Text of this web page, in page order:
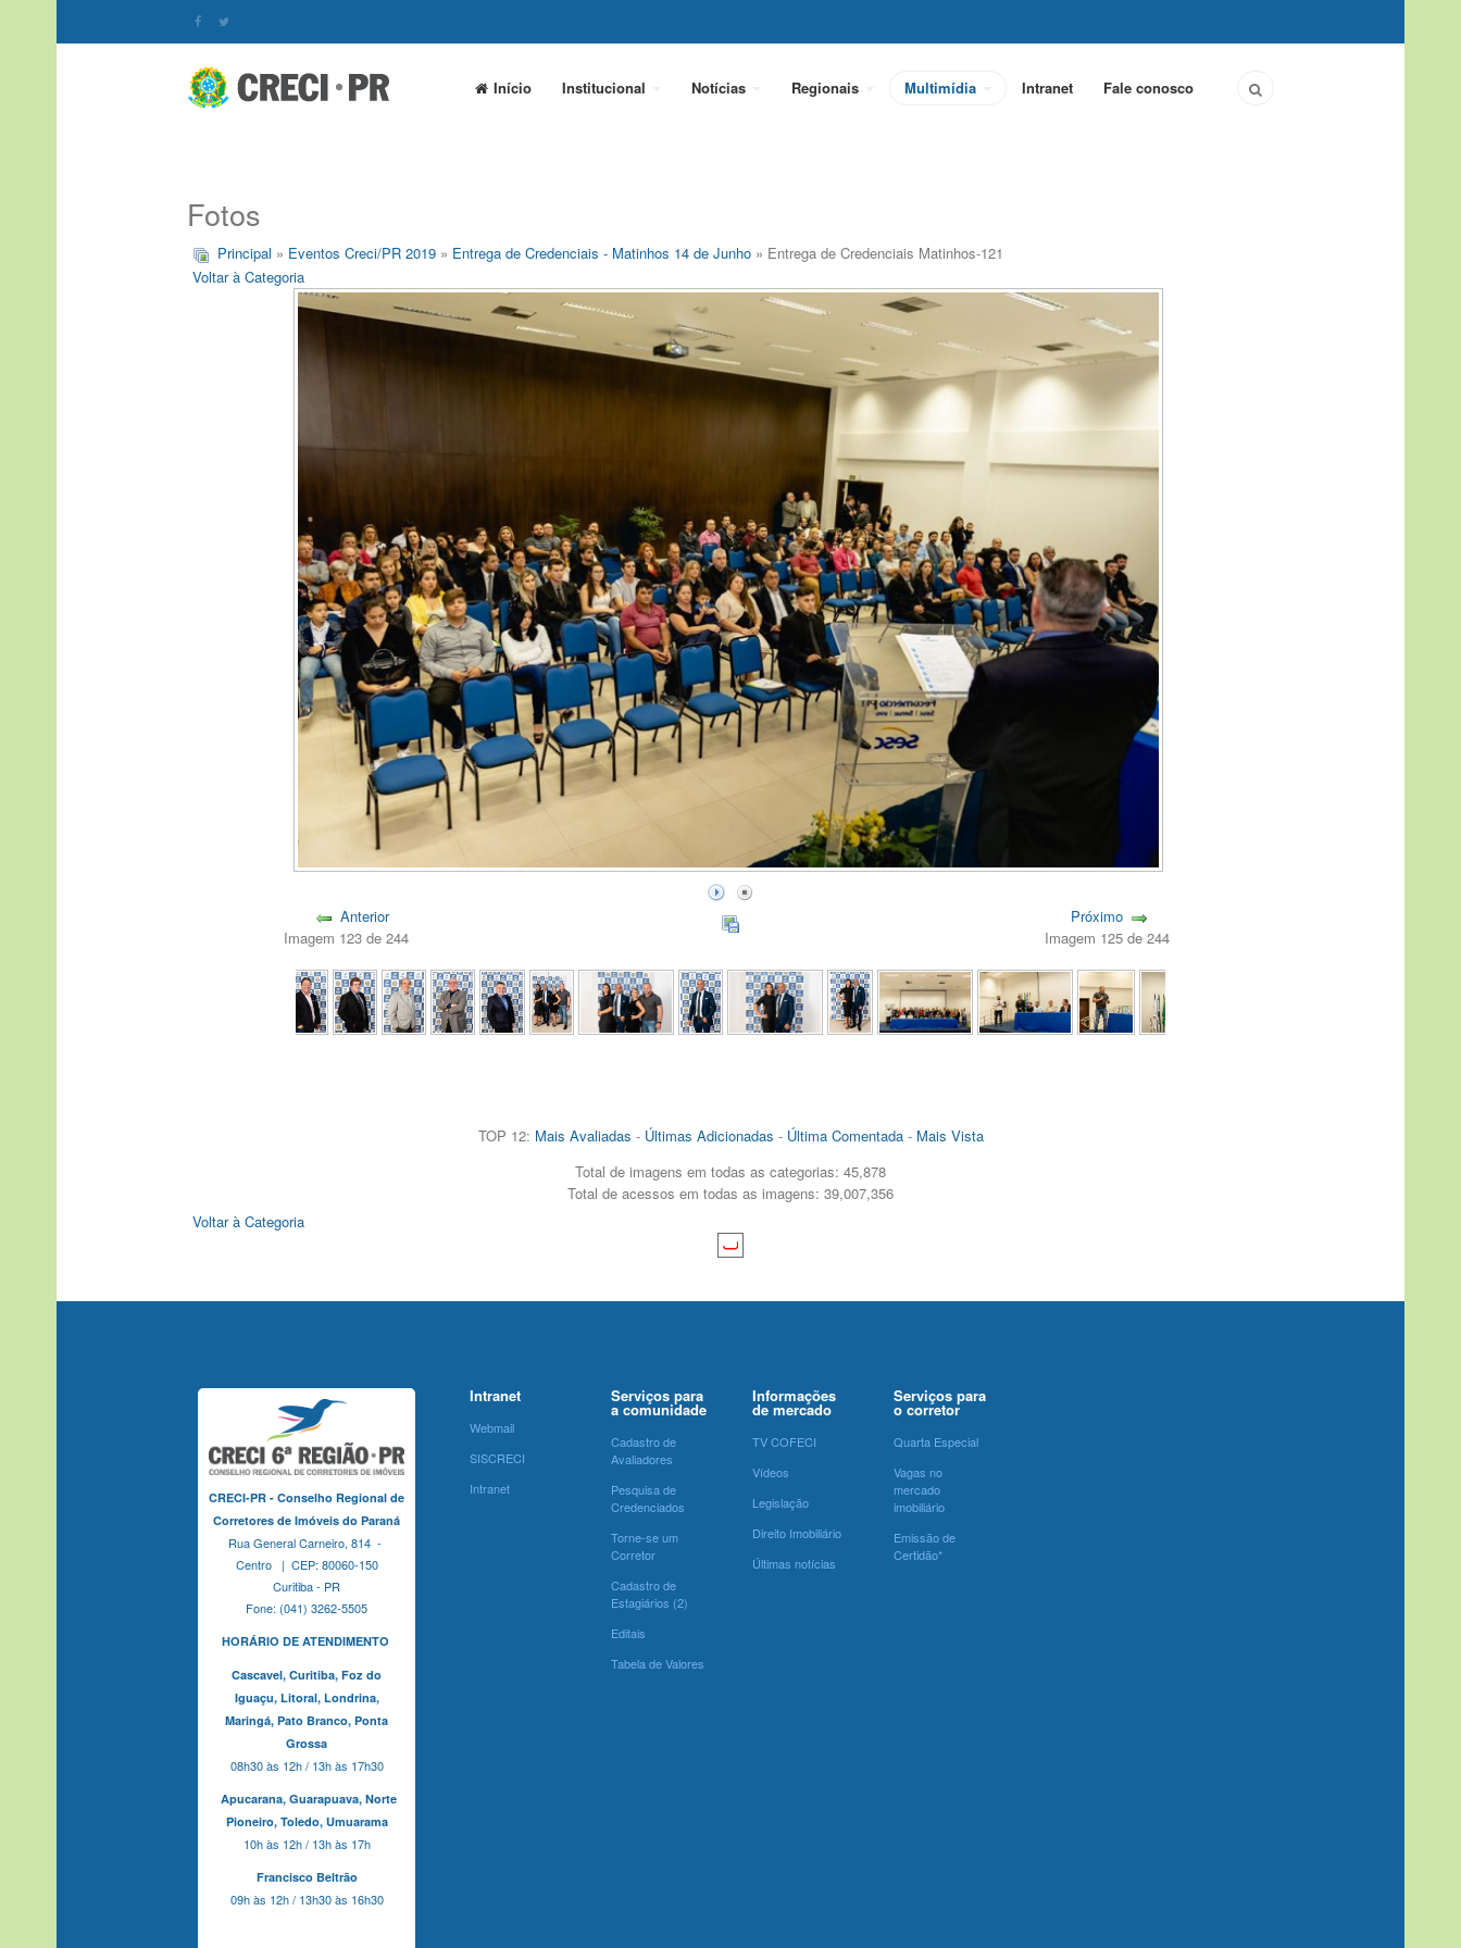
Início Institucional Notícias Regionais Multimídia Intranet Fale conosco
Fotos
Principal » Eventos Creci/PR 2019 » Entrega de Credenciais - Matinhos 14 de Junho » Entrega de Credenciais Matinhos-121
Voltar à Categoria
Anterior
Imagem 123 de 244
Próximo
Imagem 125 de 244
TOP 12: Mais Avaliadas - Últimas Adicionadas - Última Comentada- Mais Vista
Total de imagens em todas as categorias: 45,878
Total de acessos em todas as imagens: 39,007,356
Voltar à Categoria
CRECI-PR - Conselho Regional de
Corretores de Imóveis do Paraná
Rua General Carneiro, 814 -
Centro | CEP: 80060-150
Curitiba - PR
Fone: (041) 3262-5505
HORÁRIO DE ATENDIMENTO
Cascavel, Curitiba, Foz do
Iguaçu, Litoral, Londrina,
Maringá, Pato Branco, Ponta
Grossa
08h30 às 12h / 13h às 17h30
Apucarana, Guarapuava, Norte
Pioneiro, Toledo, Umuarama
10h às 12h / 13h às 17h
Francisco Beltrão
09h às 12h / 13h30 às 16h30
Intranet
Webmail
SISCRECI
Intranet
Serviços para
a comunidade
Cadastro de
Avaliadores
Pesquisa de
Credenciados
Torne-se um
Corretor
Cadastro de
Estagiários (2)
Editais
Tabela de Valores
Informações
de mercado
TV COFECI
Vídeos
Legislação
Direito Imobiliário
Últimas notícias
Serviços para
o corretor
Quarta Especial
Vagas no
mercado
imobiliário
Emissão de
Certidão*